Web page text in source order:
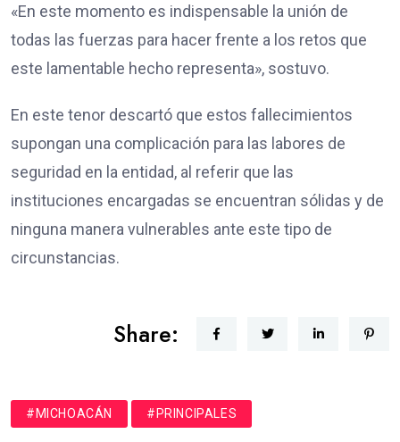
«En este momento es indispensable la unión de
todas las fuerzas para hacer frente a los retos que
este lamentable hecho representa», sostuvo.
En este tenor descartó que estos fallecimientos
supongan una complicación para las labores de
seguridad en la entidad, al referir que las
instituciones encargadas se encuentran sólidas y de
ninguna manera vulnerables ante este tipo de
circunstancias.
Share:
#MICHOACÁN #PRINCIPALES